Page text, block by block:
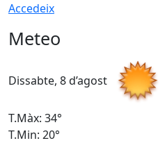
Accedeix
Meteo
Dissabte, 8 d’agost
T.Màx: 34°
T.Min: 20°